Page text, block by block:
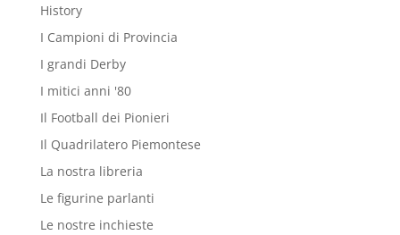
History
I Campioni di Provincia
I grandi Derby
I mitici anni '80
Il Football dei Pionieri
Il Quadrilatero Piemontese
La nostra libreria
Le figurine parlanti
Le nostre inchieste